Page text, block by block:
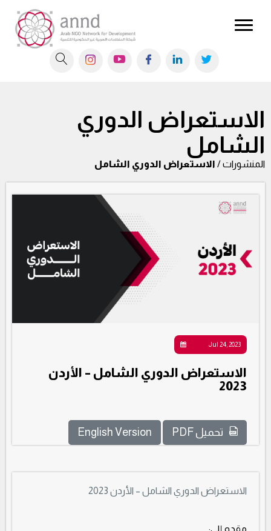
الاستعراض الدوري
الشامل
المنشورات / الاستعراض الدوري الشامل
Jul 24, 2023
الاستعراض الدوري الشامل – الأردن
2023
تحميل PDF English Version
الاستعراض الدوري الشامل – الأردن 2023